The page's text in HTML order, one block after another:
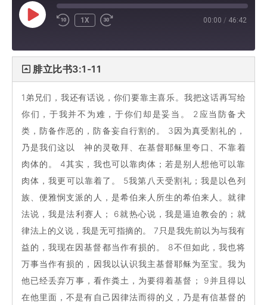
1X 00:00 / 46:42
腓立比书3:1-11
1弟兄们，我还有话说，你们要靠主喜乐。我把这话再写给
你们，于我并不为难，于你们却是妥当。 2应当防备犬
类，防备作恶的，防备妄自行割的。 3因为真受割礼的，
乃是我们这以 神的灵敬拜、在基督耶稣里夸口、不靠着
肉体的。 4其实，我也可以靠肉体；若是别人想他可以靠
肉体，我更可以靠着了。 5我第八天受割礼；我是以色列
族、便雅悯支派的人，是希伯来人所生的希伯来人。就律
法说，我是法利赛人； 6就热心说，我是逼迫教会的；就
律法上的义说，我是无可指摘的。 7只是我先前以为与我有
益的，我现在因基督都当作有损的。 8不但如此，我也将
万事当作有损的，因我以认识我主基督耶稣为至宝。我为
他已经丢弃万事，看作粪土，为要得着基督； 9并且得以
在他里面，不是有自己因律法而得的义，乃是有信基督的